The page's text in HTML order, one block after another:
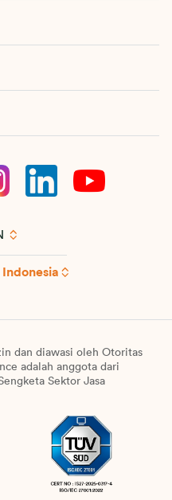
Indonesia
dan diawasi oleh Otoritas
adalah anggota dari
Sektor Jasa